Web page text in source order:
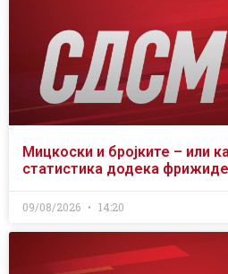
Мицкоски и бројките – или
статистика додека
09/08/2026 14:20